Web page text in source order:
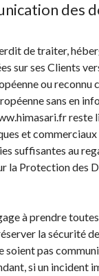
des
de traiter,
sur ses Clients
ou reconnu
sans en
reste
et commerciaux
suffisantes au
la Protection des
à prendre
la sécurité
soient pas
si un incident